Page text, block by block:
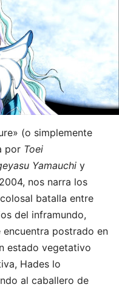
(o simplemente
por Toei
Yamauchi y
nos narra los
batalla entre
del inframundo,
encuentra postrado en
estado vegetativo
Hades lo
al caballero de